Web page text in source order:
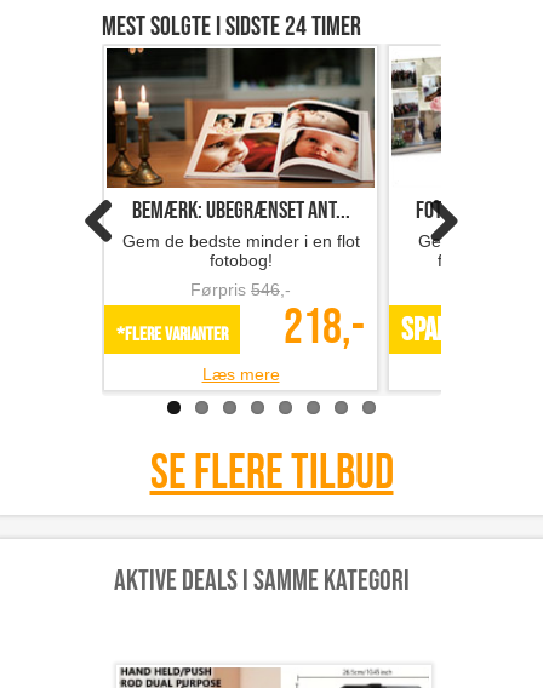
Mest solgte i sidste 24 timer
Bemærk: Ubegrænset ant...
Gem de bedste minder i en flot
fotobog!
Førpris 546 ,-
*Flere varianter 218,-
Læs mere
Fotobog med
Gem minderne
fotobog fra
SPAR 49%
Se flere tilbud
Aktive deals i samme kategori